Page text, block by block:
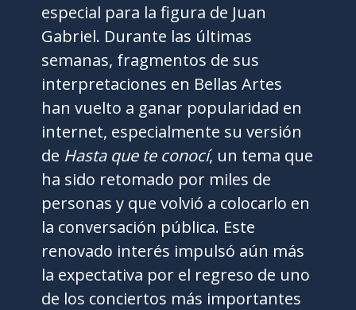
especial para la figura de Juan
Gabriel. Durante las últimas
semanas, fragmentos de sus
interpretaciones en Bellas Artes
han vuelto a ganar popularidad en
internet, especialmente su versión
de Hasta que te conocí, un tema que
ha sido retomado por miles de
personas y que volvió a colocarlo en
la conversación pública. Este
renovado interés impulsó aún más
la expectativa por el regreso de uno
de los conciertos más importantes